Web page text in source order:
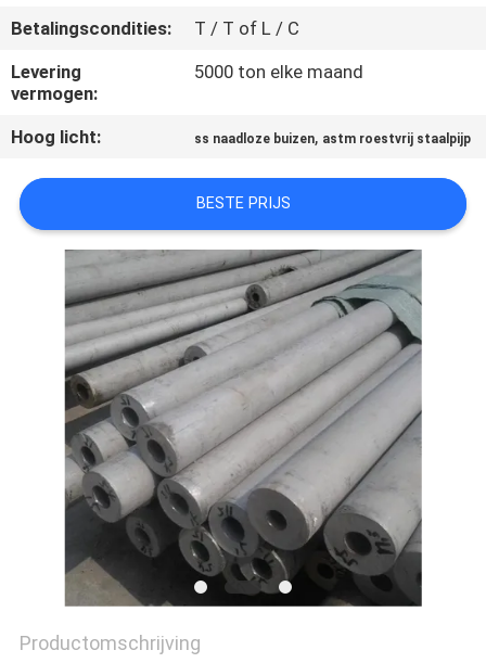
GEVALLEN
COMPANY
NEWS
SITEMAP
PRIVACY
POLICY
Betalingscondities:
T / T of L / C
Levering
vermogen:
5000 ton elke maand
Hoog licht: ss naadloze buizen, astm roestvrij staalpijp
BESTE PRIJS
Productomschrijving